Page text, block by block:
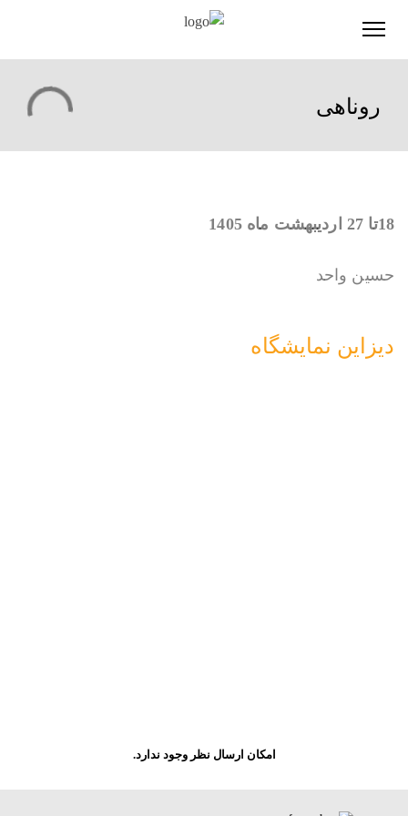
روناهی
18تا 27 اردیبهشت ماه 1405
حسین واحد
دیزاین نمایشگاه
امکان ارسال نظر وجود ندارد.